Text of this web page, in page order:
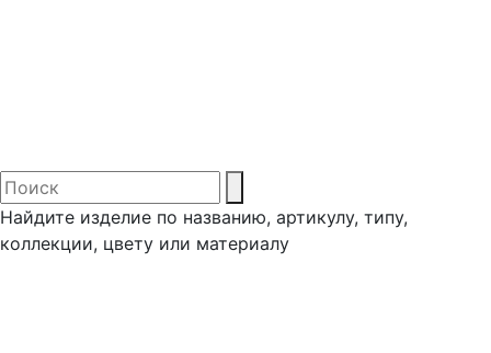
Найдите изделие по названию, артикулу, типу,
коллекции, цвету или материалу